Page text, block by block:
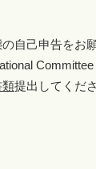
自己申告をお
類提出してくださ